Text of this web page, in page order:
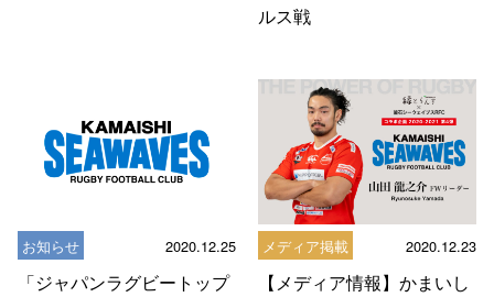
ルス戦
お知らせ 2020.12.25
「ジャパンラグビートップ
メディア掲載 2020.12.23
【メディア情報】かまいし